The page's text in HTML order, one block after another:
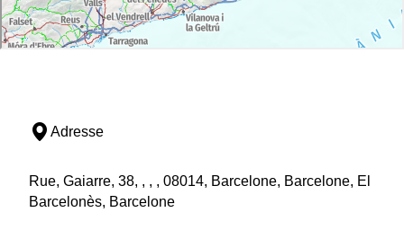
Adresse
Rue, Gaiarre, 38, , , , 08014, Barcelone, Barcelone, El
Barcelonès, Barcelone